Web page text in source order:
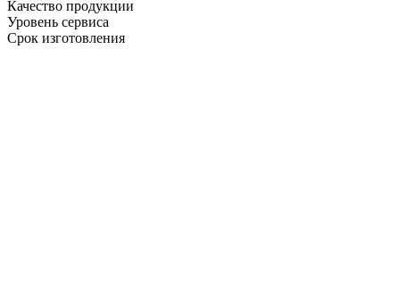
Качество продукции
Уровень сервиса
Срок изготовления